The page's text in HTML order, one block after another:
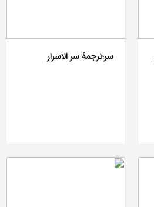
سر؛ترجمۀ سر الاسرار